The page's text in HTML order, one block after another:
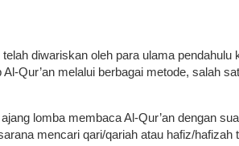
diwariskan oleh para ulama pendahulu
Qur’an melalui berbagai metode, salah
lomba membaca Al-Qur’an dengan
mencari qari/qariah atau hafiz/hafizah